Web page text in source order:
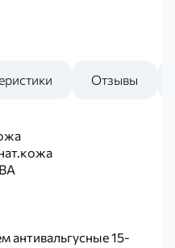
Отзывы
антивальгусные 15-